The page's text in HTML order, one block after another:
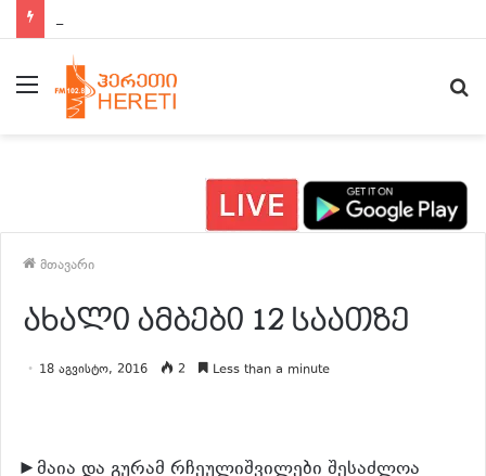
მენიუ
მთავარი
ახალი ამბები 12 საათზე
18 აგვისტო, 2016 2 Less than a minute
►მაია და გურამ რჩეულიშვილები შესაძლოა